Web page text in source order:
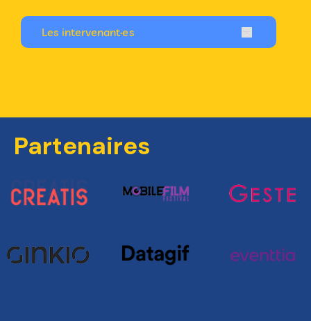
Les intervenant·es
Partenaires